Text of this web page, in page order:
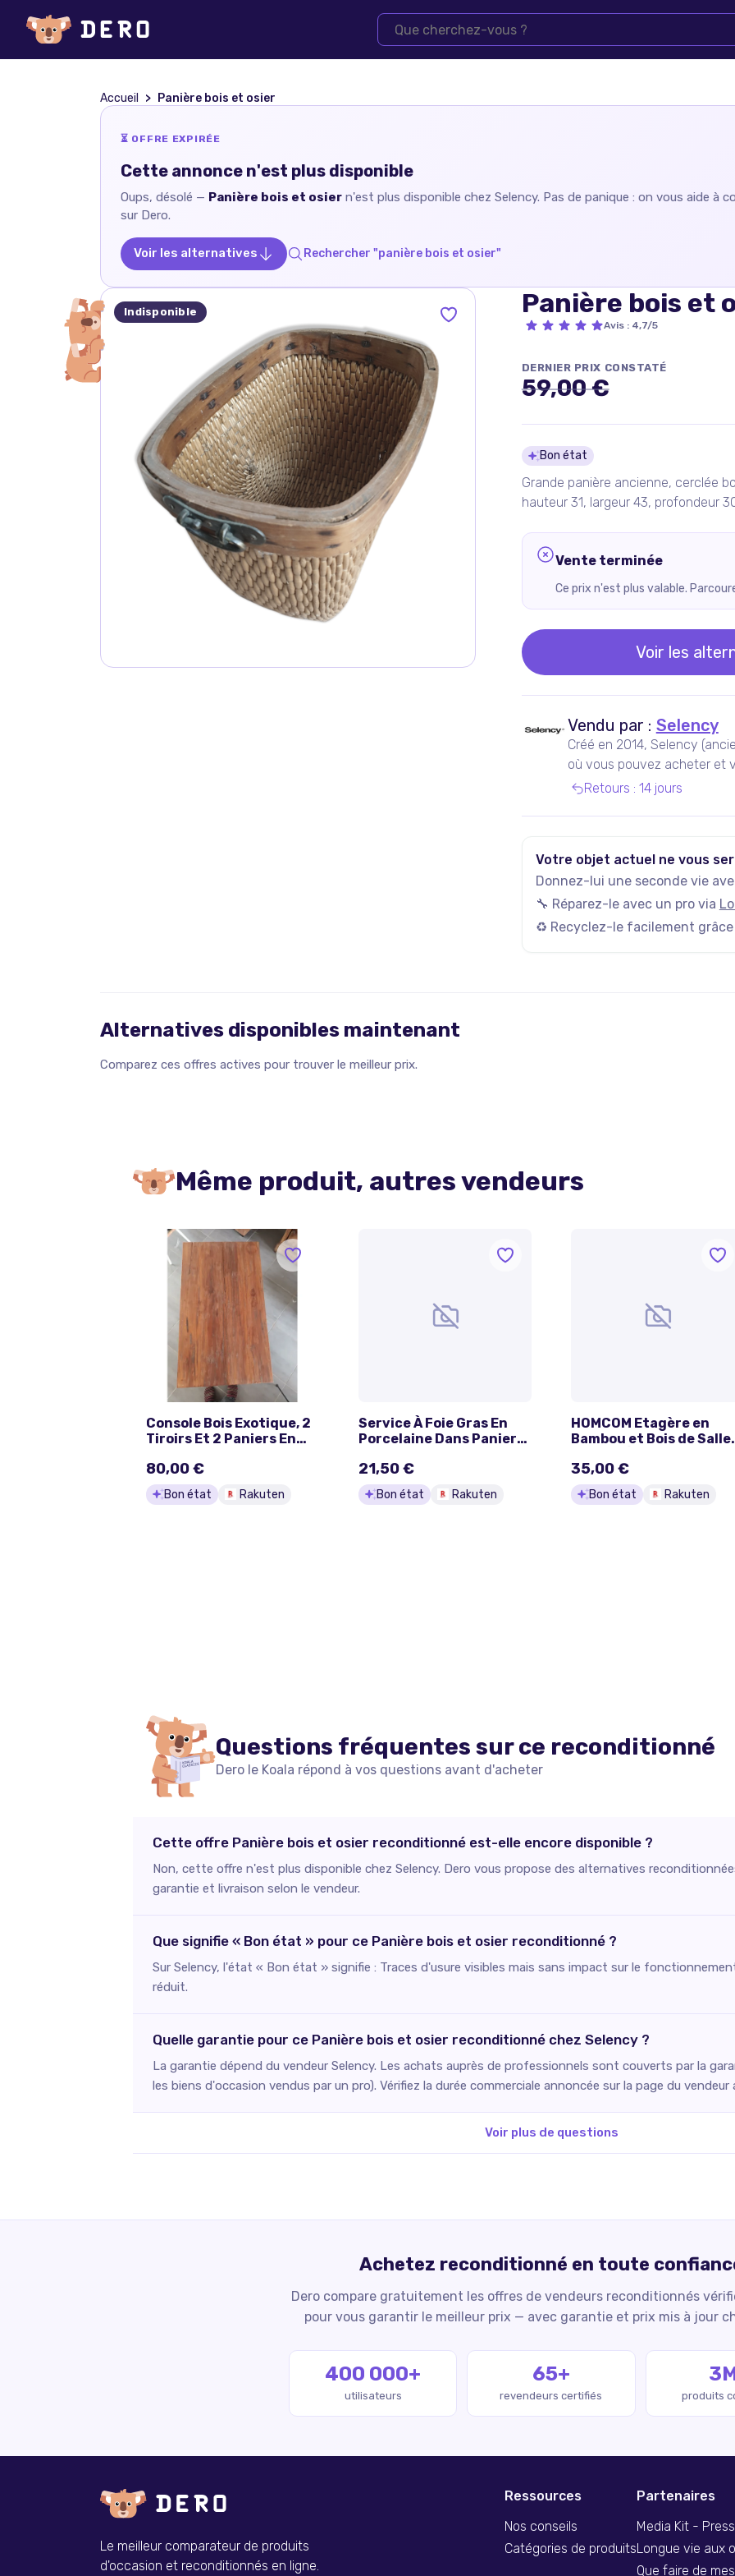
Accueil Panière bois et osier
⏳ OFFRE EXPIRÉE
Cette annonce n'est plus disponible
Oups, désolé — Panière bois et osier n'est plus disponible chez Selency. Pas de panique : on vous aide à
sur Dero.
Voir les alternatives Rechercher "panière bois et osier"
Indisponible Panière bois et
Avis: 4,7/5
DERNIER PRIX CONSTATÉ
59,00 €
Détails du
Bon état
Grande panière ancienne, cerclée
hauteur 31, largeur 43, profondeur
Vente terminée
Ce prix n'est plus valable.
Voir les
Vendu par : Selency
Créé en 2014, Selency
où vous pouvez acheter et
de seconde main,
Retours : 14 jours
Votre objet actuel ne vous
Donnez-lui une seconde vie
🔧 Réparez-le avec un pro via
♻️ Recyclez-le facilement grâce
Alternatives disponibles maintenant
Comparez ces offres actives pour trouver le meilleur prix.
Même produit, autres vendeurs
Console Bois Exotique, 2
Tiroirs Et 2 Paniers En
80,00 €
Bon état Rakuten
Service À Foie Gras En
Porcelaine Dans Panier
21,50 €
Bon état Rakuten
HOMCOM Etagère en
Bambou et Bois de Salle
paniers dim. 30L x 18l x
81H cm Blanc
35,00 €
Bon état Rakuten
Questions fréquentes sur ce reconditionné
Dero le Koala répond à vos questions avant d'acheter
Cette offre Panière bois et osier reconditionné est-elle encore disponible ?
Non, cette offre n'est plus disponible chez Selency. Dero vous propose des alternatives
garantie et livraison selon le vendeur.
Que signifie « Bon état » pour ce Panière bois et osier reconditionné ?
Sur Selency, l'état « Bon état » signifie : Traces d'usure visibles mais sans impact sur le
réduit.
Quelle garantie pour ce Panière bois et osier reconditionné chez Selency ?
La garantie dépend du vendeur Selency. Les achats auprès de professionnels sont couverts par la
les biens d'occasion vendus par un pro). Vérifiez la durée commerciale annoncée sur la page du
Voir plus de questions
Achetez reconditionné en toute
Dero compare gratuitement les offres de vendeurs reconditionnés
pour vous garantir le meilleur prix — avec garantie et prix mis à jour
400 000+
utilisateurs
65+
revendeurs certifiés produits
Le meilleur comparateur de produits
d'occasion et reconditionnés en ligne.
Ressources
Nos conseils
Catégories de produits
Partenaires
Media Kit -
Longue vie aux
Que faire de